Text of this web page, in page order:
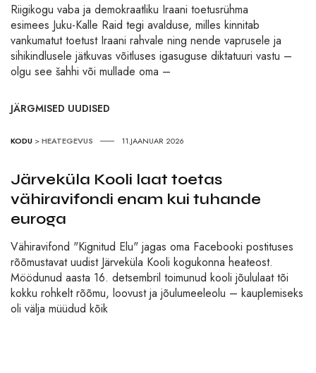
Riigikogu vaba ja demokraatliku Iraani toetusrühma
esimees Juku-Kalle Raid tegi avalduse, milles kinnitab
vankumatut toetust Iraani rahvale ning nende vaprusele ja
sihikindlusele jätkuvas võitluses igasuguse diktatuuri vastu –
olgu see šahhi või mullade oma –
JÄRGMISED UUDISED
KODU >HEATEGEVUS 11.JAANUAR 2026
Järveküla Kooli laat toetas
vähiravifondi enam kui tuhande
euroga
Vähiravifond "Kignitud Elu" jagas oma Facebooki postituses
rõõmustavat uudist Järveküla Kooli kogukonna heateost.
Möödunud aasta 16. detsembril toimunud kooli jõululaat tõi
kokku rohkelt rõõmu, loovust ja jõulumeeleolu – kauplemiseks
oli välja müüdud kõik